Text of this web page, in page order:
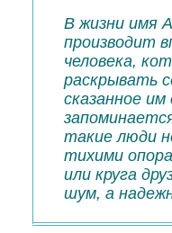
В жизни имя
производит
человека,
раскрывать
сказанное им
такие люди
тихими
или круга
шум, а